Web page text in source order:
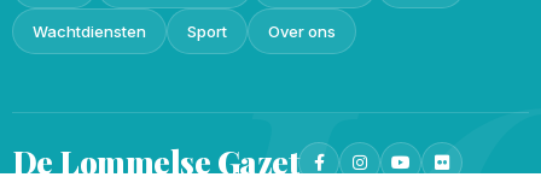
Wachtdiensten Sport Over ons
De LommelseGazet